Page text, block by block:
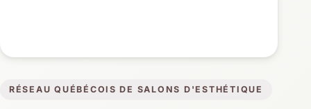
RÉSEAU QUÉBÉCOIS DE SALONS D'ESTHÉTIQUE